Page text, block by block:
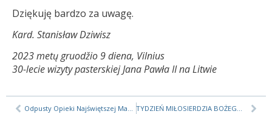
Dziękuję bardzo za uwagę.
Kard. Stanisław Dziwisz
2023 metų gruodžio 9 diena, Vilnius
30-lecie wizyty pasterskiej Jana Pawła II na Litwie
Odpusty Opieki Najświętszej Maryi Panny Matki Miłosierdzia TYDZIEŃ MIŁOSIERDZIA BOŻEGO, 2024